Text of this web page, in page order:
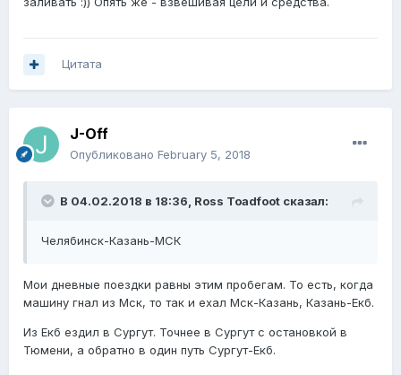
Цитата
J-Off
Опубликовано February 5, 2018
В 04.02.2018 в 18:36, Ross Toadfoot сказал:
Челябинск-Казань-МСК
Мои дневные поездки равны этим пробегам. То есть, когда
машину гнал из Мск, то так и ехал Мск-Казань, Казань-Екб.
Из Екб ездил в Сургут. Точнее в Сургут с остановкой в
Тюмени, а обратно в один путь Сургут-Екб.